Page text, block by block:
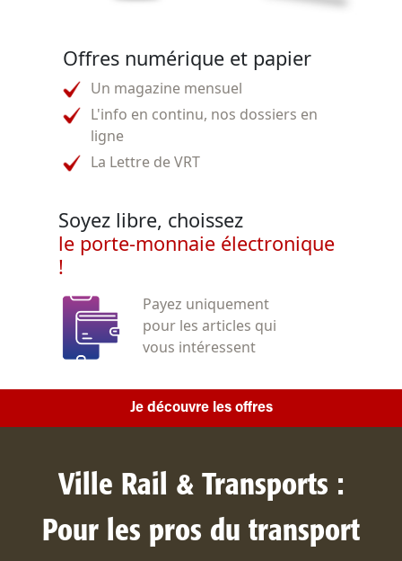
Offres numérique et papier
Un magazine mensuel
L'info en continu, nos dossiers en
ligne
La Lettre de VRT
Soyez libre, choissez
le porte-monnaie électronique
!
Payez uniquement
pour les articles qui
vous intéressent
Je découvre les offres
Ville Rail & Transports :
Pour les pros du transport